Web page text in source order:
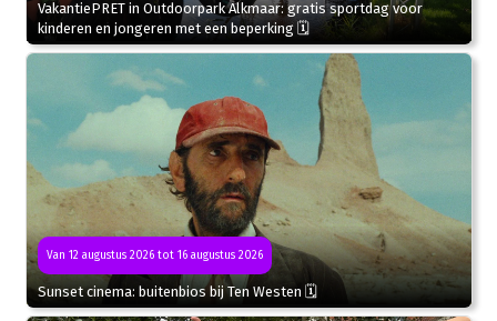
VakantiePRET in Outdoorpark Alkmaar: gratis sportdag voor
kinderen en jongeren met een beperking 🗓
Van 12 augustus 2026 tot 16 augustus 2026
Sunset cinema: buitenbios bij Ten Westen 🗓